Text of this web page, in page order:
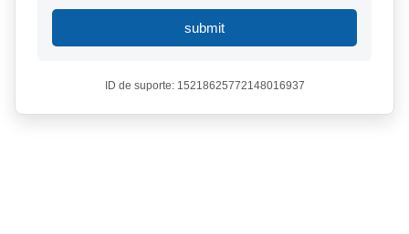
submit
ID de suporte: 15218625772148016937